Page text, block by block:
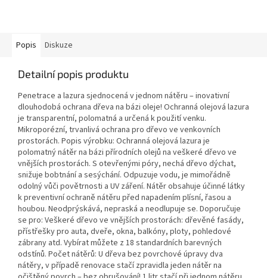
Popis Diskuze
Detailní popis produktu
Penetrace a lazura sjednocená v jednom nátěru – inovativní
dlouhodobá ochrana dřeva na bázi oleje! Ochranná olejová lazura
je transparentní, polomatná a určená k použití venku.
Mikroporézní, trvanlivá ochrana pro dřevo ve venkovních
prostorách. Popis výrobku: Ochranná olejová lazura je
polomatný nátěr na bázi přírodních olejů na veškeré dřevo ve
vnějších prostorách. S otevřenými póry, nechá dřevo dýchat,
snižuje bobtnání a sesýchání. Odpuzuje vodu, je mimořádně
odolný vůči povětrnosti a UV záření. Nátěr obsahuje účinné látky
k preventivní ochraně nátěru před napadením plísní, řasou a
houbou. Neodprýskává, nepraská a neodlupuje se. Doporučuje
se pro: Veškeré dřevo ve vnějších prostorách: dřevěné fasády,
přístřešky pro auta, dveře, okna, balkóny, ploty, pohledové
zábrany atd. Vybírat můžete z 18 standardních barevných
odstínů. Počet nátěrů: U dřeva bez povrchové úpravy dva
nátěry, v případě renovace stačí zpravidla jeden nátěr na